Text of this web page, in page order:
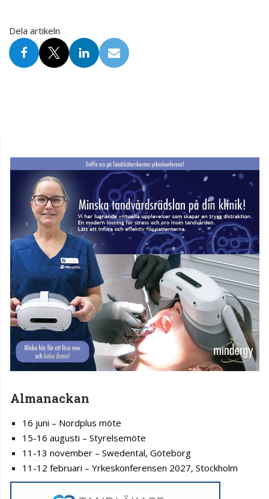
Dela artikeln
Almanackan
16 juni – Nordplus möte
15-16 augusti – Styrelsemöte
11-13 november – Swedental, Göteborg
11-12 februari – Yrkeskonferensen 2027, Stockholm